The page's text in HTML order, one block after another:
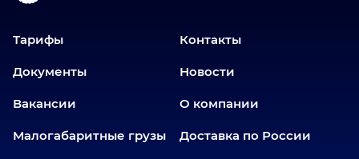
Еманжелинск
Заводоуковск
Златоуст
Иваново
Тарифы Контакты
Документы Новости
Вакансии О компании
Малогабаритные грузы Доставка по России